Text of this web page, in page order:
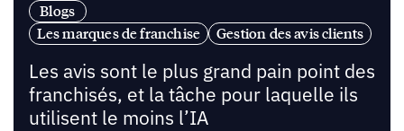
Blogs
Les marques de franchise
Gestion des avis clients
Les avis sont le plus grand pain point des
franchisés, et la tâche pour laquelle ils
utilisent le moins l’IA